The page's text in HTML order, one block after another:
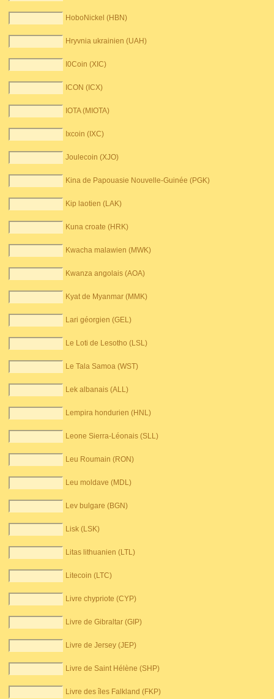
HoboNickel (HBN)
Hryvnia ukrainien (UAH)
I0Coin (XIC)
ICON (ICX)
IOTA (MIOTA)
Ixcoin (IXC)
Joulecoin (XJO)
Kina de Papouasie Nouvelle-Guinée (PGK)
Kip laotien (LAK)
Kuna croate (HRK)
Kwacha malawien (MWK)
Kwanza angolais (AOA)
Kyat de Myanmar (MMK)
Lari géorgien (GEL)
Le Loti de Lesotho (LSL)
Le Tala Samoa (WST)
Lek albanais (ALL)
Lempira hondurien (HNL)
Leone Sierra-Léonais (SLL)
Leu Roumain (RON)
Leu moldave (MDL)
Lev bulgare (BGN)
Lisk (LSK)
Litas lithuanien (LTL)
Litecoin (LTC)
Livre chypriote (CYP)
Livre de Gibraltar (GIP)
Livre de Jersey (JEP)
Livre de Saint Hélène (SHP)
Livre des îles Falkland (FKP)